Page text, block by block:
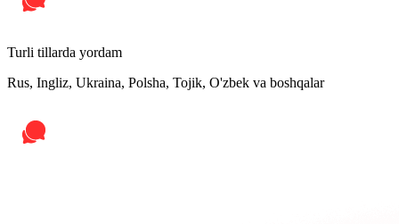
Turli tillarda yordam
Rus, Ingliz, Ukraina, Polsha, Tojik, O'zbek va boshqalar